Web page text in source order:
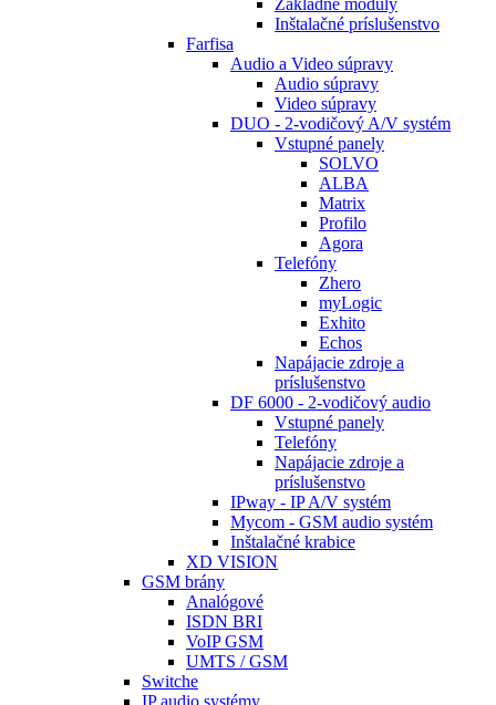
Základné moduly
Inštalačné príslušenstvo
Farfisa
Audio a Video súpravy
Audio súpravy
Video súpravy
DUO - 2-vodičový A/V systém
Vstupné panely
SOLVO
ALBA
Matrix
Profilo
Agora
Telefóny
Zhero
myLogic
Exhito
Echos
Napájacie zdroje a
príslušenstvo
DF 6000 - 2-vodičový audio
Vstupné panely
Telefóny
Napájacie zdroje a
príslušenstvo
IPway - IP A/V systém
Mycom - GSM audio systém
Inštalačné krabice
XD VISION
GSM brány
Analógové
ISDN BRI
VoIP GSM
UMTS / GSM
Switche